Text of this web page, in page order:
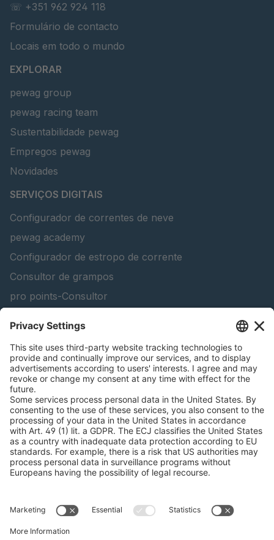
☏ +351 962 924 118
Formulário de contacto
Locais em todo o mundo
EXPLORAR
pewag group
pewag racing team
Sustentabilidade pewag
Empregos pewag
Novidades
SERVIÇOS DIGITAIS
Configurador de correntes de neve
pewag academy
Configurador de estropo de corrente
Consultor de grampos
pro points-Consultor
Lifting Beam Configurator
Encontra produtos florestais
Catálogos
INFORMAÇÃO LEGAL
Certificados
Contrato de conta de conteúdo
Termos e condições
Declaração de privacidade de dados